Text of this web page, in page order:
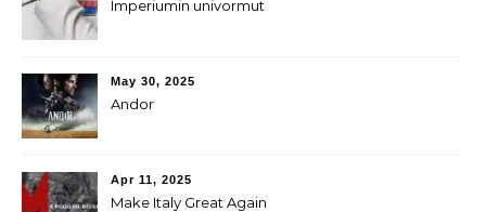
Imperiumin univormut
May 30, 2025
Andor
Apr 11, 2025
Make Italy Great Again